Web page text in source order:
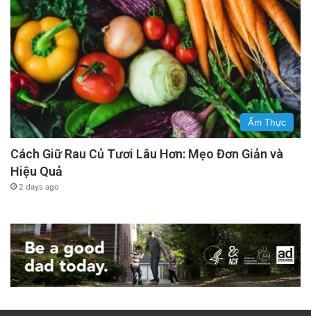
Ẩm Thực
Cách Giữ Rau Củ Tươi Lâu Hơn: Mẹo Đơn Giản và
Hiệu Quả
2 days ago